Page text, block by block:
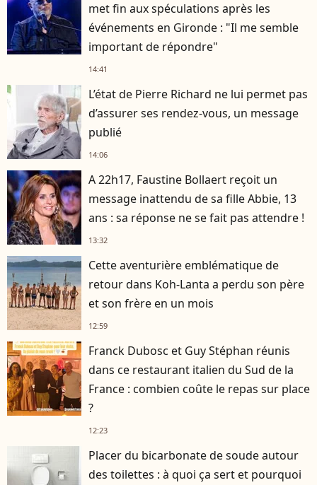
met fin aux spéculations après les
événements en Gironde : "Il me semble
important de répondre"
14:41
L’état de Pierre Richard ne lui permet pas
d’assurer ses rendez-vous, un message
publié
14:06
A 22h17, Faustine Bollaert reçoit un
message inattendu de sa fille Abbie, 13
ans : sa réponse ne se fait pas attendre !
13:32
Cette aventurière emblématique de
retour dans Koh-Lanta a perdu son père
et son frère en un mois
12:59
Franck Dubosc et Guy Stéphan réunis
dans ce restaurant italien du Sud de la
France : combien coûte le repas sur place
?
12:23
Placer du bicarbonate de soude autour
des toilettes : à quoi ça sert et pourquoi